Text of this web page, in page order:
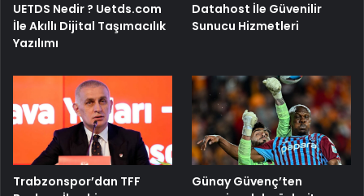
UETDS Nedir ? Uetds.com
İle Akıllı Dijital Taşımacılık
Yazılımı
Datahost İle Güvenilir
Sunucu Hizmetleri
Trabzonspor’dan TFF
Günay Güvenç’ten